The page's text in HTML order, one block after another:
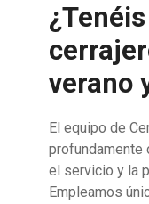
verano
El equipo de
profundamente
el servicio y la
Empleamos